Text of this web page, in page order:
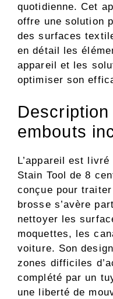
quotidienne. Cet
offre une solution
des surfaces
en détail les
appareil et les
optimiser son
embouts
L’appareil est
Stain Tool de 8
conçue pour
brosse s’avère
nettoyer les
moquettes, les
voiture. Son
zones difficiles
complété par un
une liberté de